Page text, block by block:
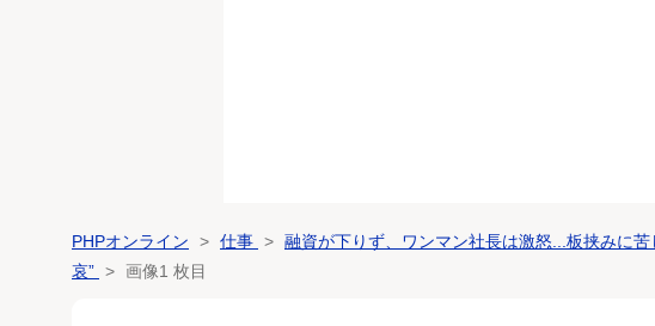
PHPオンライン 仕事
融資が下りず、ワンマン社長は激怒...板挟みに
哀”
画像1 枚目